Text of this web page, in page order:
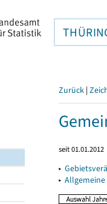
Zurück |
seit 01.01.2012
▸
▸